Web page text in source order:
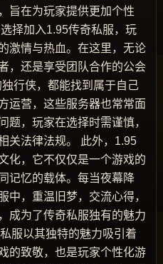
旨在为玩家提供更加个性
择加入1.95传奇私服，玩
激情与热血。在这里，无论
，还是享受团队合作的公会
行侠，都能找到属于自己
运营，这些服务器也常常面
题，玩家在选择时需谨慎，
关法律法规。 此外，1.95
化，它不仅仅是一个游戏的
记忆的载体。每当夜幕降
中，重温旧梦，交流心得，
成为了传奇私服独有的魅力
服以其独特的魅力吸引着
的致敬，也是玩家个性化游